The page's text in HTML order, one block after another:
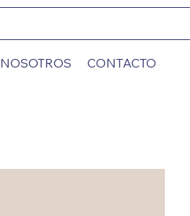
NOSOTROS CONTACTO